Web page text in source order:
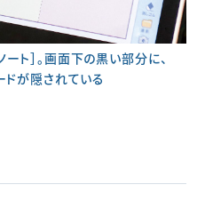
ト］。画面下の黒い部分に、
ドが隠されている